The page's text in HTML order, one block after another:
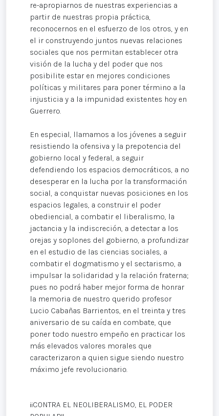
re-apropiarnos de nuestras experiencias a
partir de nuestras propia práctica,
reconocernos en el esfuerzo de los otros, y en
el ir construyendo juntos nuevas relaciones
sociales que nos permitan establecer otra
visión de la lucha y del poder que nos
posibilite estar en mejores condiciones
políticas y militares para poner término a la
injusticia y a la impunidad existentes hoy en
Guerrero.
En especial, llamamos a los jóvenes a seguir
resistiendo la ofensiva y la prepotencia del
gobierno local y federal, a seguir
defendiendo los espacios democráticos, a no
desesperar en la lucha por la transformación
social, a conquistar nuevas posiciones en los
espacios legales, a construir el poder
obediencial, a combatir el liberalismo, la
jactancia y la indiscreción, a detectar a los
orejas y soplones del gobierno, a profundizar
en el estudio de las ciencias sociales, a
combatir el dogmatismo y el sectarismo, a
impulsar la solidaridad y la relación fraterna;
pues no podrá haber mejor forma de honrar
la memoria de nuestro querido profesor
Lucio Cabañas Barrientos, en el treinta y tres
aniversario de su caída en combate, que
poner todo nuestro empeño en practicar los
más elevados valores morales que
caracterizaron a quien sigue siendo nuestro
máximo jefe revolucionario.
¡¡CONTRA EL NEOLIBERALISMO, EL PODER